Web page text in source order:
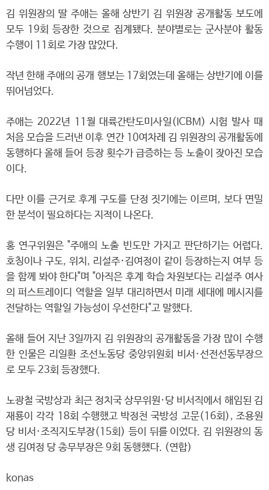
김 위원장의 딸 주애는 올해 상반기 김 위원장 공개활동 보도에
모두 19회 등장한 것으로 집계됐다. 분야별로는 군사분야 활동
수행이 11회로 가장 많았다.
작년 한해 주애의 공개 행보는 17회였는데 올해는 상반기에 이를
뛰어넘었다.
주애는 2022년 11월 대륙간탄도미사일(ICBM) 시험 발사 때
처음 모습을 드러낸 이후 연간 10여차례 김 위원장의 공개활동에
동행하다 올해 들어 등장 횟수가 급증하는 등 노출이 잦아진 모습
이다.
다만 이를 근거로 후계 구도를 단정 짓기에는 이르며, 보다 면밀
한 분석이 필요하다는 지적이 나온다.
홍 연구위원은 "주애의 노출 빈도만 가지고 판단하기는 어렵다.
호칭이나 구도, 위치, 리설주·김여정이 같이 등장하는지 여부 등
을 함께 봐야 한다"며 "아직은 후계 학습 차원보다는 리설주 여사
의 퍼스트레이디 역할을 일부 대리하면서 미래 세대에 메시지를
전달하는 역할일 가능성이 우선한다"고 말했다.
올해 들어 지난 3일까지 김 위원장의 공개활동을 가장 많이 수행
한 인물은 리일환 조선노동당 중앙위원회 비서·선전선동부장으
로 모두 23회 등장했다.
노광철 국방상과 최근 정치국 상무위원·당 비서직에서 해임된 김
재룡이 각각 18회 수행했고 박정천 국방성 고문(16회), 조용원
당 비서·조직지도부장(15회) 등이 뒤를 이었다. 김 위원장의 동
생 김여정 당 총무부장은 9회 동행했다. (연합)
konas